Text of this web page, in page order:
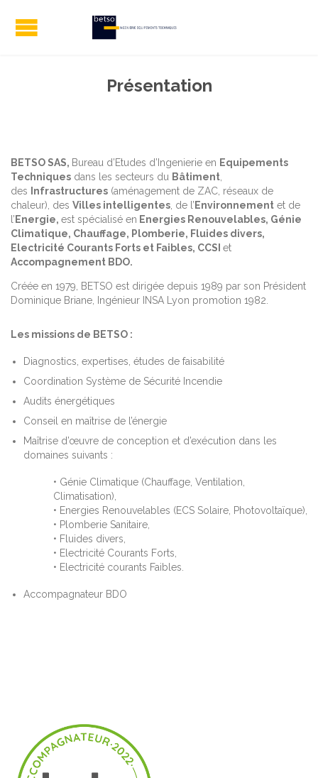
Présentation
BETSO SAS, Bureau d’Etudes d’Ingenierie en Equipements
Techniques dans les secteurs du Bâtiment
des
Infrastructures (aménagement de ZAC, réseaux de
chaleur), des Villes intelligentes , de l’ Environnement et de
l’ Energie, est spécialisé en Energies Renouvelables, Génie
Climatique, Chauffage, Plomberie, Fluides divers,
Electricité Courants Forts et Faibles, CCSI et
Accompagnement BDO.
Créée en 1979, BETSO est dirigée depuis 1989 par son Président
Dominique Briane, Ingénieur INSA Lyon promotion 1982.
Les missions de BETSO :
Diagnostics, expertises, études de faisabilité
Coordination Système de Sécurité Incendie
Audits énergétiques
Conseil en maîtrise de l’énergie
Maîtrise d’œuvre de conception et d’exécution dans les
domaines suivants :
• Génie Climatique (Chauffage, Ventilation,
Climatisation),
• Energies Renouvelables (ECS Solaire, Photovoltaïque),
• Plomberie Sanitaire,
• Fluides divers,
• Electricité Courants Forts,
• Electricité courants Faibles.
Accompagnateur BDO